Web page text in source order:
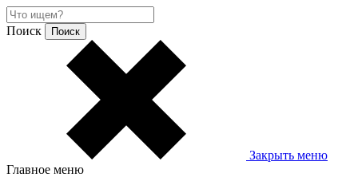
Поиск
Закрыть меню
Главное меню